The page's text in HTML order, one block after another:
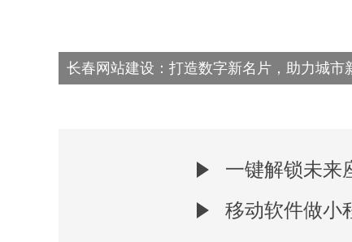
长春网站建设：打造数字新名片，助力城市
一键解锁未来
移动软件做小